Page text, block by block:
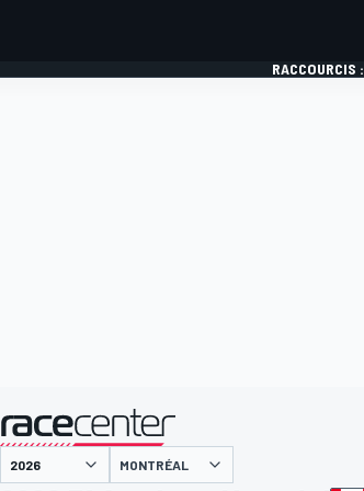
RACCOURCIS :
présenté par
MONTRÉAL